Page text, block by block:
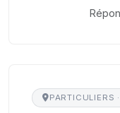
PARTICULIERS